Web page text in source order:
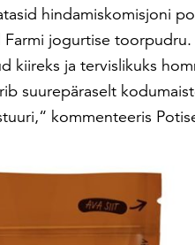
hindamiskomisjoni
jogurtise toorpudru.
kiireks ja tervislikuks
suurepäraselt
kommenteeris